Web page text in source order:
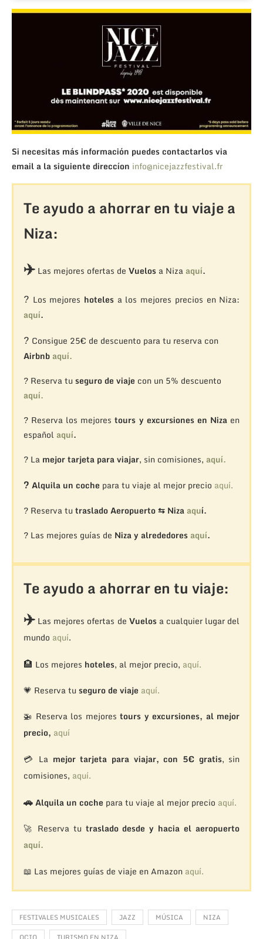
Si necesitas más información puedes contactarlos via
email a la siguiente direccíon info@nicejazzfestival.fr
Te ayudo a ahorrar en tu viaje a
Niza:
✈️Las mejores ofertas de Vuelosa Niza aquí.
? Los mejores hotelesa los mejores precios en Niza:
aquí.
? Consigue 25€ de descuento para tu reserva con
Airbnb aquí.
? Reserva tu seguro de viaje con un 5% descuento
aquí.
? Reserva los mejorestours y excursiones en Niza en
español aquí.
? La mejor tarjeta para viajar, sin comisiones, aquí.
? Alquila un coche para tu viaje al mejor precio aquí.
? Reserva tu traslado Aeropuerto ⇆ Niza aquí.
? Las mejores guías de Niza y alrededores aquí.
Te ayudo a ahorrar en tu viaje:
✈️Las mejores ofertas de Vuelosa cualquier lugar del
mundo aquí.
🏨 Los mejores hoteles, al mejor precio, aquí.
💗 Reserva tu seguro de viaje aquí.
🚁 Reserva los mejorestours y excursiones, al mejor
precio, aquí
💳 La mejor tarjeta para viajar, con 5€ gratis, sin
comisiones, aquí.
🚗Alquila un coche para tu viaje al mejor precio aquí.
🚀 Reserva tu traslado desde y hacia el aeropuerto
aquí.
📖 Las mejores guías de viaje en Amazon aquí.
FESTIVALES MUSICALES JAZZ MÚSICA
NIZA